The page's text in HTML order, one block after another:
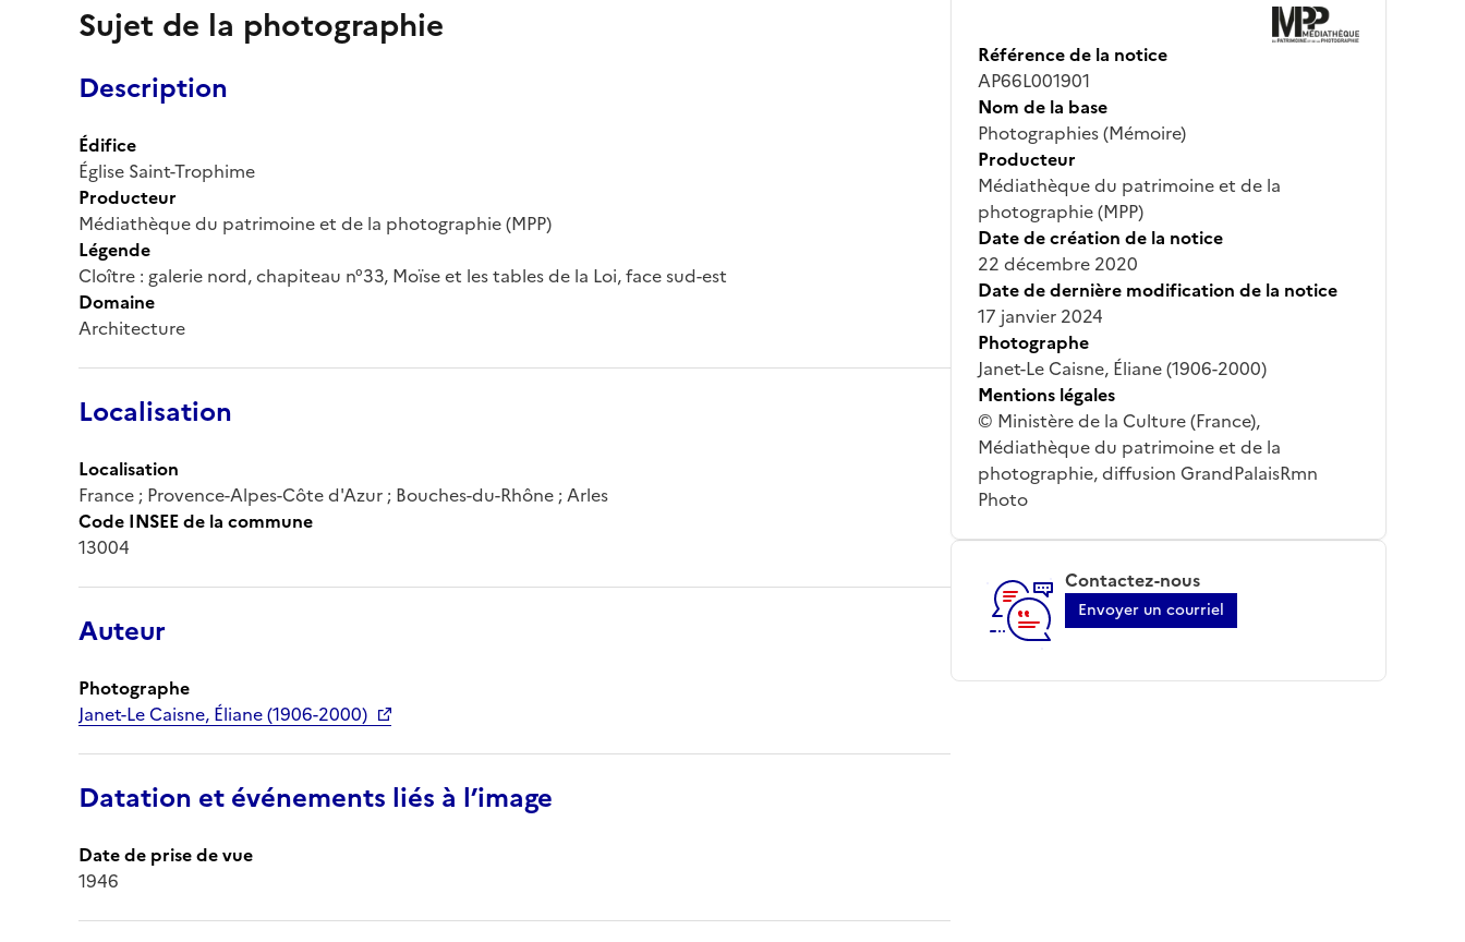
Sujet de la photographie
Description
Édifice
Église Saint-Trophime
Producteur
Médiathèque du patrimoine et de la photographie (MPP)
Légende
Cloître : galerie nord, chapiteau n°33, Moïse et les tables de la Loi, face sud-est
Domaine
Architecture
Localisation
Localisation
France ; Provence-Alpes-Côte d'Azur ; Bouches-du-Rhône ; Arles
Code INSEE de la commune
13004
Auteur
Photographe
Janet-Le Caisne, Éliane (1906-2000)
Datation et événements liés à l’image
Date de prise de vue
1946
Référence de la notice
AP66L001901
Nom de la base
Photographies (Mémoire)
Producteur
Médiathèque du patrimoine et de la
photographie (MPP)
Date de création de la notice
22 décembre 2020
Date de dernière modification de la notice
17 janvier 2024
Photographe
Janet-Le Caisne, Éliane (1906-2000)
Mentions légales
© Ministère de la Culture (France),
Médiathèque du patrimoine et de la
photographie, diffusion GrandPalaisRmn
Photo
Contactez-nous
Envoyer un courriel